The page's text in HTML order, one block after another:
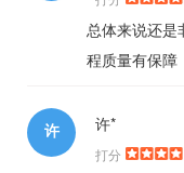
总体来说还是
程质量有保障
许 许*
打分